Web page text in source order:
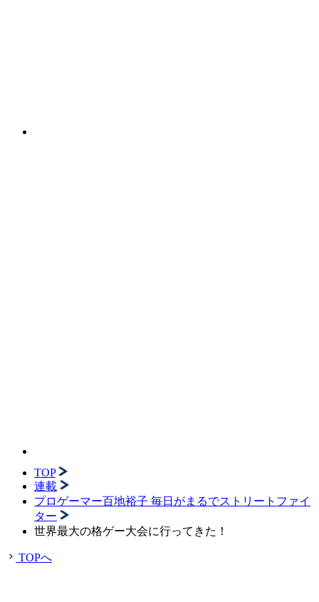
TOP
連載
プロゲーマー百地裕子 毎日がまるでストリートファイ
ター
世界最大の格ゲー大会に行ってきた！
TOPへ